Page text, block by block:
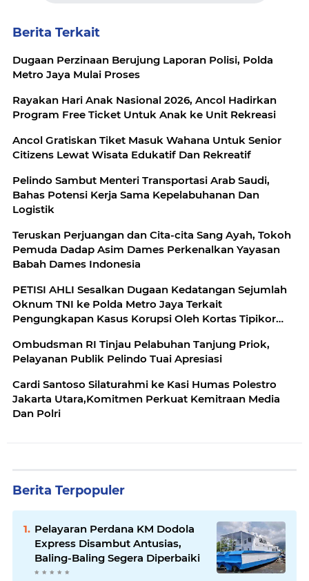
Berita Terkait
Dugaan Perzinaan Berujung Laporan Polisi, Polda
Metro Jaya Mulai Proses
Rayakan Hari Anak Nasional 2026, Ancol Hadirkan
Program Free Ticket Untuk Anak ke Unit Rekreasi
Ancol Gratiskan Tiket Masuk Wahana Untuk Senior
Citizens Lewat Wisata Edukatif Dan Rekreatif
Pelindo Sambut Menteri Transportasi Arab Saudi,
Bahas Potensi Kerja Sama Kepelabuhanan Dan
Logistik
Teruskan Perjuangan dan Cita-cita Sang Ayah, Tokoh
Pemuda Dadap Asim Dames Perkenalkan Yayasan
Babah Dames Indonesia
PETISI AHLI Sesalkan Dugaan Kedatangan Sejumlah
Oknum TNI ke Polda Metro Jaya Terkait
Pengungkapan Kasus Korupsi Oleh Kortas Tipikor
Ombudsman RI Tinjau Pelabuhan Tanjung Priok,
Pelayanan Publik Pelindo Tuai Apresiasi
Cardi Santoso Silaturahmi ke Kasi Humas Polestro
Jakarta Utara,Komitmen Perkuat Kemitraan Media
Dan Polri
Berita Terpopuler
Pelayaran Perdana KM Dodola
Express Disambut Antusias,
Baling-Baling Segera Diperbaiki